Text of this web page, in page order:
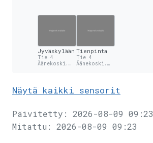
Jyväskylään
Tie 4
Äänekoski.
Tienpinta
Tie 4
Äänekoski.
Näytä kaikki sensorit
Päivitetty: 2026-08-09 09:23
Mitattu: 2026-08-09 09:23